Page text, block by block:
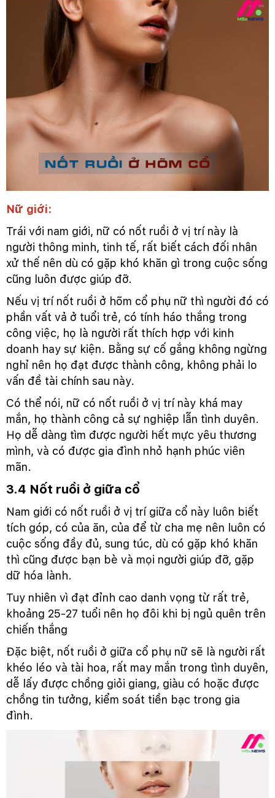
Nữ giới:
Trái với nam giới, nữ có nốt ruồi ở vị trí này là
người thông minh, tinh tế, rất biết cách đối nhân
xử thế nên dù có gặp khó khăn gì trong cuộc sống
cũng luôn được giúp đỡ.
Nếu vị trí nốt ruồi ở hõm cổ phụ nữ thì người đó có
phần vất vả ở tuổi trẻ, có tính háo thắng trong
công việc, họ là người rất thích hợp với kinh
doanh hay sự kiện. Bằng sự cố gắng không ngừng
nghỉ nên họ đạt được thành công, không phải lo
vấn đề tài chính sau này.
Có thể nói, nữ có nốt ruồi ở vị trí này khá may
mắn, họ thành công cả sự nghiệp lẫn tình duyên.
Họ dễ dàng tìm được người hết mực yêu thương
mình, và có được gia đình nhỏ hạnh phúc viên
mãn.
3.4 Nốt ruồi ở giữa cổ
Nam giới có nốt ruồi ở vị trí giữa cổ này luôn biết
tích góp, có của ăn, của để từ cha mẹ nên luôn có
cuộc sống đầy đủ, sung túc, dù có gặp khó khăn
thì cũng được bạn bè và mọi người giúp đỡ, gặp
dữ hóa lành.
Tuy nhiên vì đạt đỉnh cao danh vọng từ rất trẻ,
khoảng 25-27 tuổi nên họ đôi khi bị ngủ quên trên
chiến thắng
Đặc biệt, nốt ruồi ở giữa cổ phụ nữ sẽ là người rất
khéo léo và tài hoa, rất may mắn trong tình duyên,
dễ lấy được chồng giỏi giang, giàu có hoặc được
chồng tin tưởng, kiểm soát tiền bạc trong gia
đình.